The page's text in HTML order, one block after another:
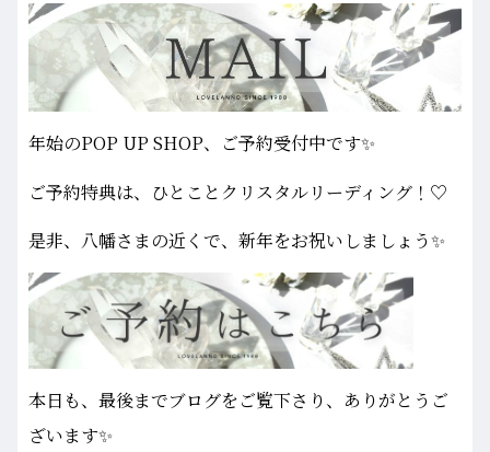
年始のPOP UP SHOP、ご予約受付中です✨
ご予約特典は、ひとことクリスタルリーディング！♡
是非、八幡さまの近くで、新年をお祝いしましょう✨
本日も、最後までブログをご覧下さり、ありがとうご
ざいます✨